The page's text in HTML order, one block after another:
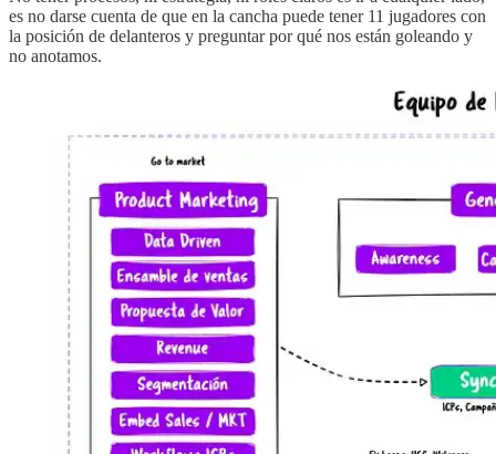
es no darse cuenta de que en la cancha puede tener 11 jugadores con
la posición de delanteros y preguntar por qué nos están goleando y
no anotamos.